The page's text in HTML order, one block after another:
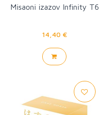
Misaoni izazov Infinity T6
14,40 €